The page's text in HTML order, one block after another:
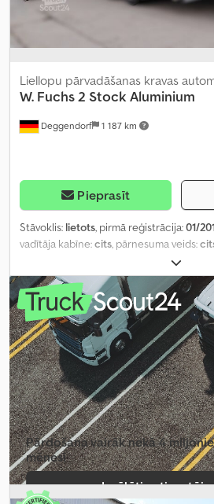
Deggendorf 1 187 km
Liellopu pārvadāšanas kravas
W. Fuchs 2 Stock Aluminium
Pieprasīt
Stāvoklis: lietots, pirmā reģistrācija:01/
vadītāja kabīne:cits, pārnesuma veids:
, iekraušanas
garums:7 220 mm, iekraušanas vietas
iekraušanas telpas augstums:2 050 mm,
Pārdošana vairāk nekā 4
mēnesī
Izvēlēties